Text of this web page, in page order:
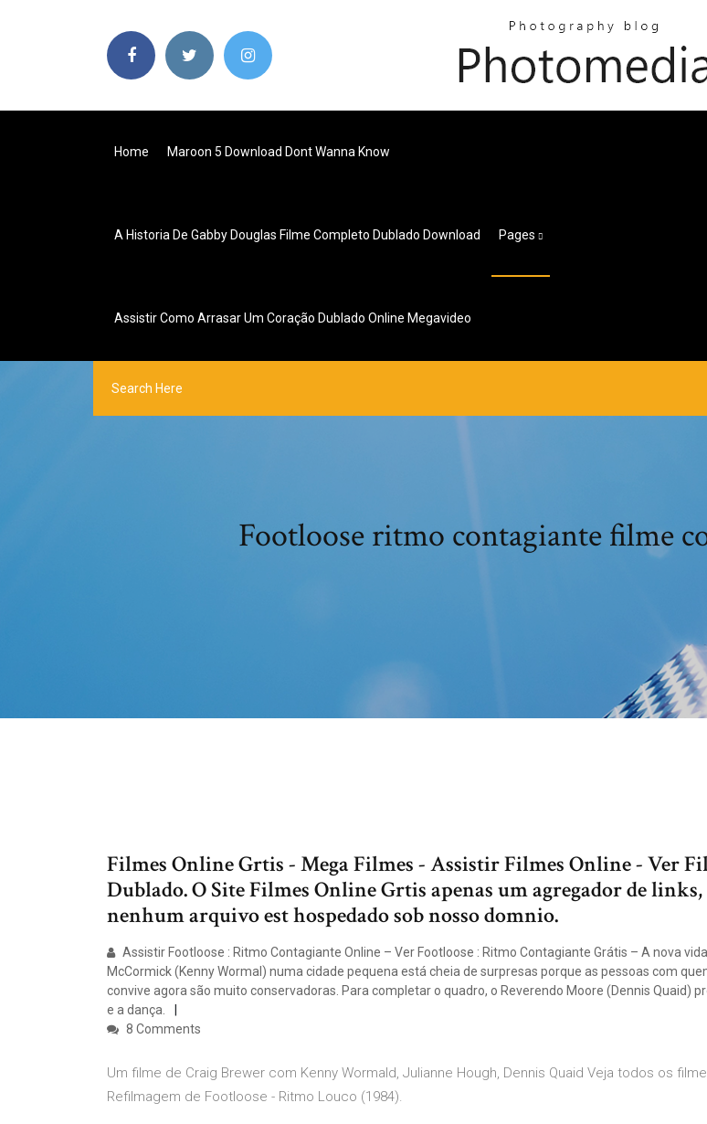
Home Maroon 5 Download Dont Wanna Know
A Historia De Gabby Douglas Filme Completo Dublado Download Pages
Assistir Como Arrasar Um Coração Dublado Online Megavideo
Footloose ritmo contagiante filme
Filmes Online Grtis - Mega Filmes - Assistir Filmes Online - Ver
Dublado. O Site Filmes Online Grtis apenas um agregador de links,
nenhum arquivo est hospedado sob nosso domnio.
Assistir Footloose : Ritmo Contagiante Online – Ver Footloose : Ritmo Contagiante Grátis – A nova
McCormick (Kenny Wormal) numa cidade pequena está cheia de surpresas porque as pessoas com
convive agora são muito conservadoras. Para completar o quadro, o Reverendo Moore (Dennis Quaid)
e a dança.
8 Comments
Um filme de Craig Brewer com Kenny Wormald, Julianne Hough, Dennis Quaid Veja todos os
Refilmagem de Footloose - Ritmo Louco (1984).